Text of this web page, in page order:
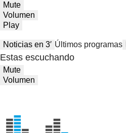
Mute
Volumen
Play
Noticias en 3′ Últimos programas
Estas escuchando
Mute
Volumen